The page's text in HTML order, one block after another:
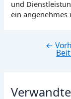
und
ein angenehmes
←